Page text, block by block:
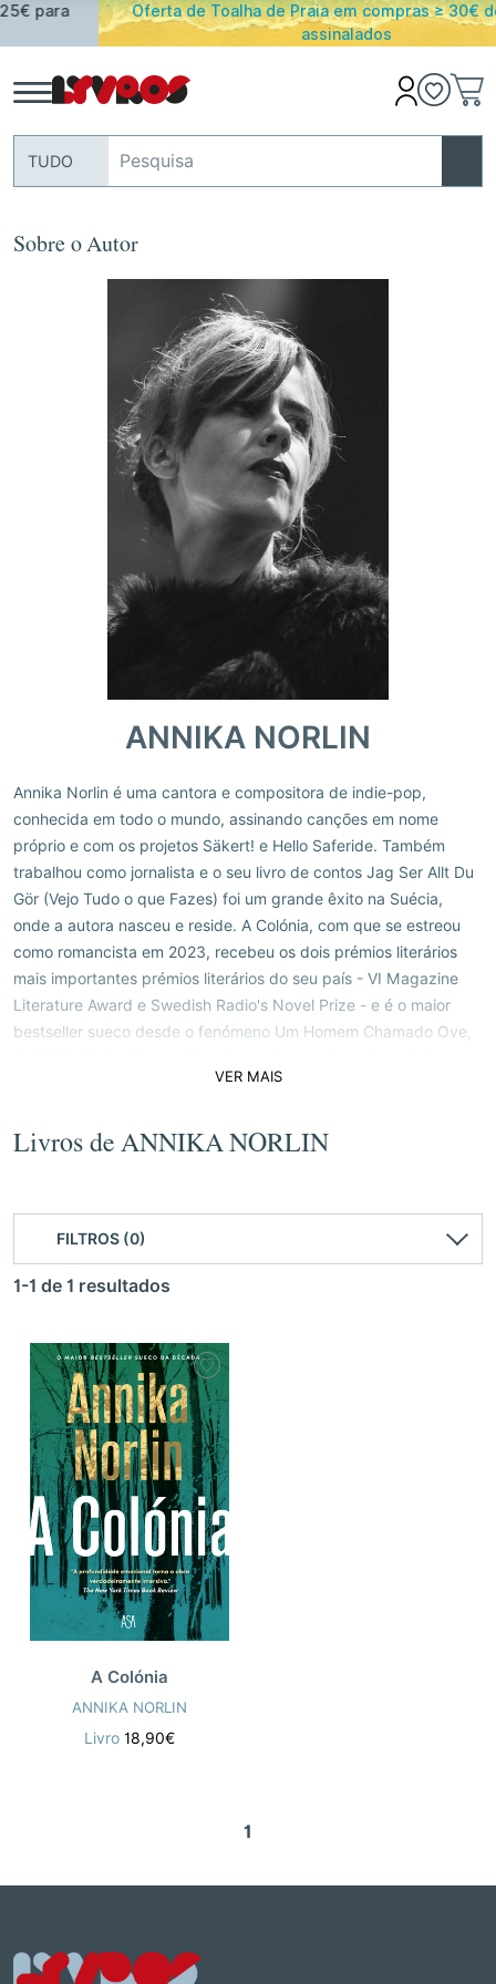
Oferta de Toalha de Praia em compras ≥ 30€ de artigos
assinalados
TUDO
Sobre o Autor
ANNIKA NORLIN
Annika Norlin é uma cantora e compositora de indie-pop,
conhecida em todo o mundo, assinando canções em nome
próprio e com os projetos Säkert! e Hello Saferide. Também
trabalhou como jornalista e o seu livro de contos Jag Ser Allt Du
Gör (Vejo Tudo o que Fazes) foi um grande êxito na Suécia,
onde a autora nasceu e reside. A Colónia, com que se estreou
como romancista em 2023, recebeu os dois prémios literários
mais importantes prémios literários do seu país - VI Magazine
Literature Award e Swedish Radio's Novel Prize - e é o maior
bestseller sueco desde o fenómeno Um Homem Chamado Ove,
VER MAIS
Livros de ANNIKA NORLIN
FILTROS (0)
1-1 de 1 resultados
A Colónia
ANNIKA NORLIN
Livro 18,90€
1